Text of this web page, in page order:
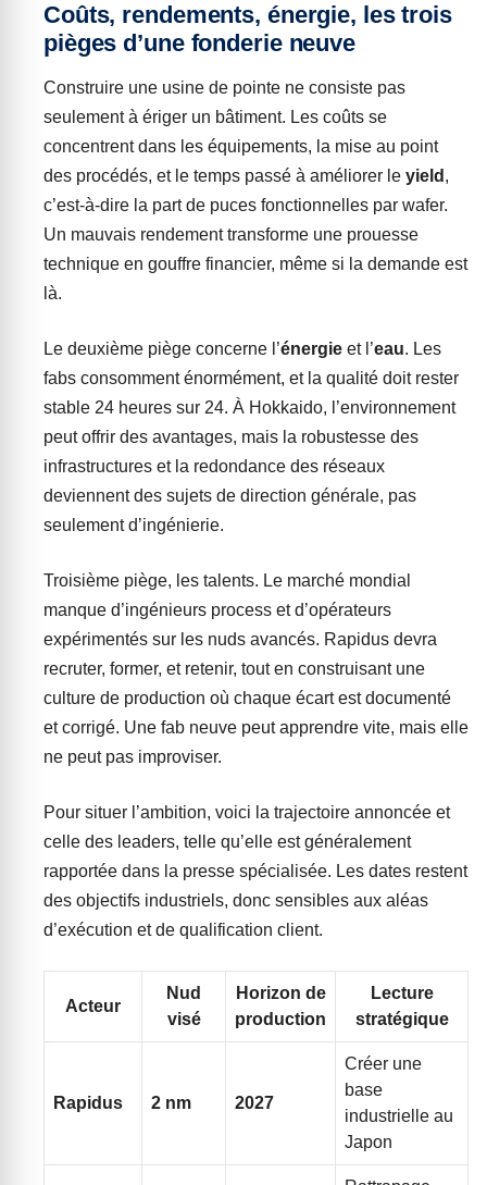
Coûts, rendements, énergie, les trois
pièges d’une fonderie neuve
Construire une usine de pointe ne consiste pas
seulement à ériger un bâtiment. Les coûts se
concentrent dans les équipements, la mise au point
des procédés, et le temps passé à améliorer le yield ,
c’est-à-dire la part de puces fonctionnelles par wafer.
Un mauvais rendement transforme une prouesse
technique en gouffre financier, même si la demande est
là.
Le deuxième piège concerne l’énergie et l’eau. Les
fabs consomment énormément, et la qualité doit rester
stable 24 heures sur 24. À Hokkaido, l’environnement
peut offrir des avantages, mais la robustesse des
infrastructures et la redondance des réseaux
deviennent des sujets de direction générale, pas
seulement d’ingénierie.
Troisième piège, les talents. Le marché mondial
manque d’ingénieurs process et d’opérateurs
expérimentés sur les nuds avancés. Rapidus devra
recruter, former, et retenir, tout en construisant une
culture de production où chaque écart est documenté
et corrigé. Une fab neuve peut apprendre vite, mais elle
ne peut pas improviser.
Pour situer l’ambition, voici la trajectoire annoncée et
celle des leaders, telle qu’elle est généralement
rapportée dans la presse spécialisée. Les dates restent
des objectifs industriels, donc sensibles aux aléas
d’exécution et de qualification client.
Acteur
Nud
visé
Horizon de
production
Lecture
stratégique
Rapidus 2 nm 2027
Créer une
base
industrielle au
Japon